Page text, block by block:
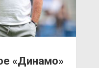
«Динамо»